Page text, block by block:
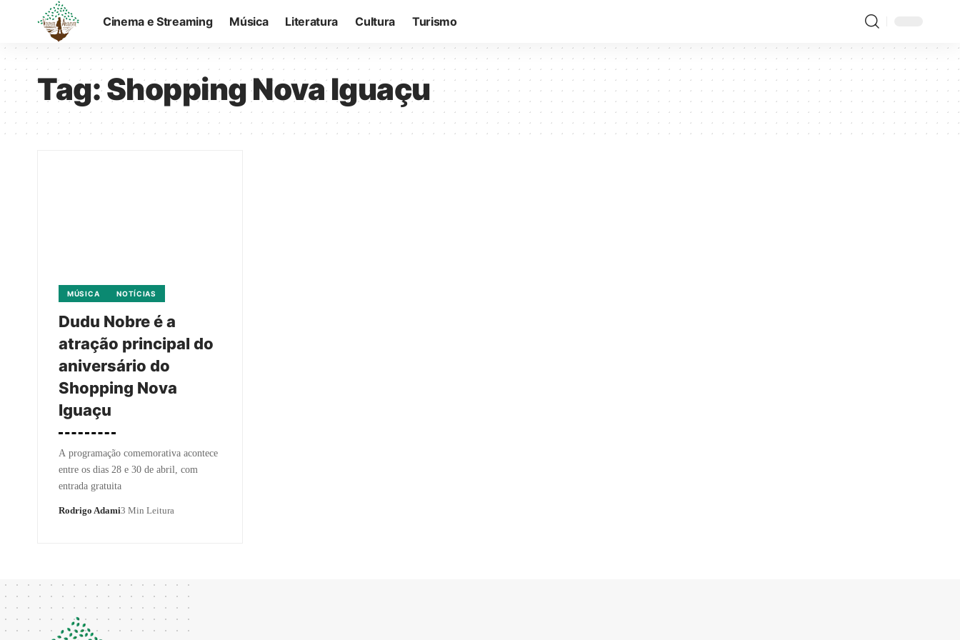
Cinema e Streaming Música Literatura Cultura Turismo
Tag:Shopping Nova Iguaçu
MÚSICA NOTÍCIAS
Dudu Nobre é a
atração principal do
aniversário do
Shopping Nova
Iguaçu
A programação comemorativa acontece
entre os dias 28 e 30 de abril, com
entrada gratuita
Rodrigo Adami3 Min Leitura